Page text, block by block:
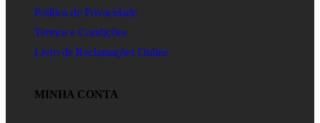
Política de Privacidade
Termos e Condições
Livro de Reclamações Online
MINHA CONTA